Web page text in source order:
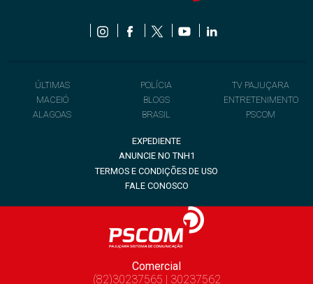
ÚLTIMAS
MACEIÓ
ALAGOAS
POLÍCIA
BLOGS
BRASIL
TV PAJUÇARA
ENTRETENIMENTO
PSCOM
EXPEDIENTE
ANUNCIE NO TNH1
TERMOS E CONDIÇÕES DE USO
FALE CONOSCO
Comercial
(82)30237565 | 30237562